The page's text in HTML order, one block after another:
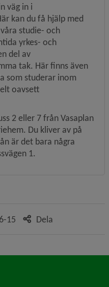
väg in i
kan du få hjälp med
studie- och
yrkes- och
del av
tak. Här finns även
som studerar inom
oavsett
2 eller 7 från Vasaplan
Du kliver av på
är det bara några
1.
15 Dela